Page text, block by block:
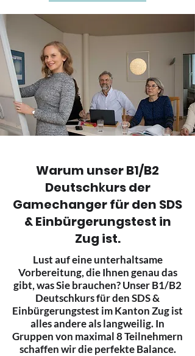
Warum unser B1/B2
Deutschkurs der
Gamechanger für den SDS
& Einbürgerungstest in
Zug ist.
Lust auf eine unterhaltsame
Vorbereitung, die Ihnen genau das
gibt, was Sie brauchen? Unser B1/B2
Deutschkurs für den SDS &
Einbürgerungstest im Kanton Zug ist
alles andere als langweilig. In
Gruppen von maximal 8 Teilnehmern
schaffen wir die perfekte Balance.